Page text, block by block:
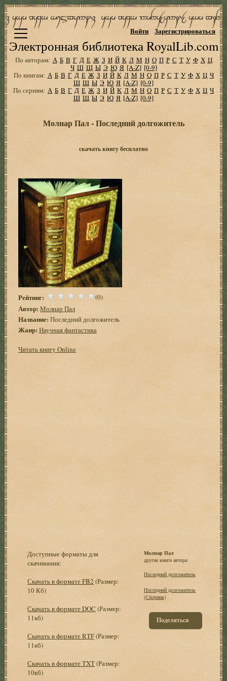
Электронная библиотека RoyalLib.com
Войти Зарегистрироваться
По авторам: А Б В Г Д Е Ж З И Й К Л М Н О П Р С Т У Ф Х Ц
Ч Ш Щ Ы Э Ю Я [A-Z] [0-9]
По книгам: А Б В Г Д Е Ж З И Й К Л М Н О П Р С Т У Ф Х Ц Ч
Ш Щ Ы Э Ю Я [A-Z] [0-9]
По сериям: А Б В Г Д Е Ж З И Й К Л М Н О П Р С Т У Ф Х Ц Ч
Ш Щ Ы Э Ю Я [A-Z] [0-9]
Молнар Пал - Последний долгожитель
скачать книгу бесплатно
Рейтинг: (0)
Автор: Молнар Пал
Название: Последний долгожитель
Жанр: Научная фантастика
Читать книгу Online
Доступные форматы для
скачивания:
Скачать в формате FB2 (Размер:
10 Кб)
Скачать в формате DOC (Размер:
11кб)
Скачать в формате RTF(Размер:
11кб)
Скачать в формате TXT(Размер:
10кб)
Молнар Пал
другие книги автора:
Последний долгожитель
Последний долгожитель
(Сборник)
Поделиться